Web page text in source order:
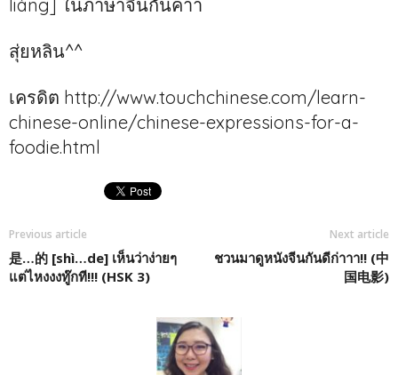
liàng] ในภาษาจีนกันค่าา
สุ่ยหลิน^^
เครดิต http://www.touchchinese.com/learn-
chinese-online/chinese-expressions-for-a-
foodie.html
Previous article
是…的 [shì…de] เห็นว่าง่ายๆ
แต่ไหงงงทู๊กที!!! (HSK 3)
Next article
ชวนมาดูหนังจีนกันดีก่าาา!! (中
国电影)